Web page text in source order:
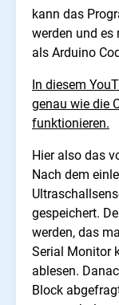
kann das
werden und es
als Arduino
In diesem
genau wie die
funktionieren.
Hier also das
Nach dem
gespeichert.
werden, das
Serial Monitor
ablesen.
Block